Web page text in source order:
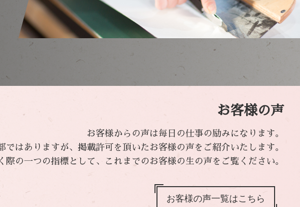
お客様の声
お客様からの声は毎日の仕事の励みになります。
ではありますが、掲載許可を頂いたお客様の声をご紹介いたします。
際の一つの指標として、これまでのお客様の生の声をご覧ください。
お客様の声一覧はこちら